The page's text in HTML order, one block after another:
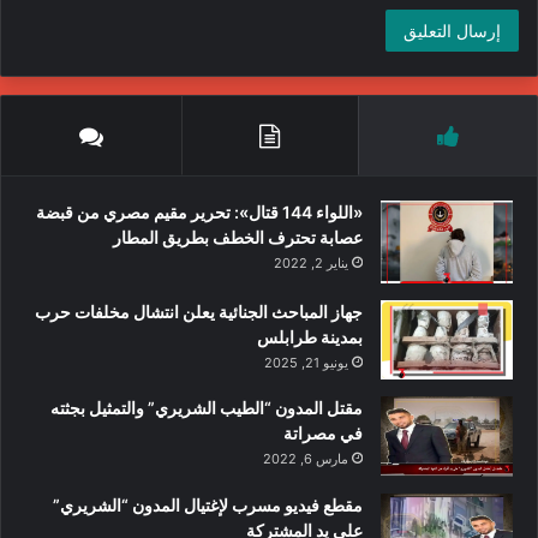
«اللواء 144 قتال»: تحرير مقيم مصري من قبضة
عصابة تحترف الخطف بطريق المطار
يناير 2, 2022
جهاز المباحث الجنائية يعلن انتشال مخلفات حرب
بمدينة طرابلس
يونيو 21, 2025
مقتل المدون “الطيب الشريري” والتمثيل بجثته
في مصراتة
مارس 6, 2022
مقطع فيديو مسرب لإغتيال المدون “الشريري”
على يد المشتركة